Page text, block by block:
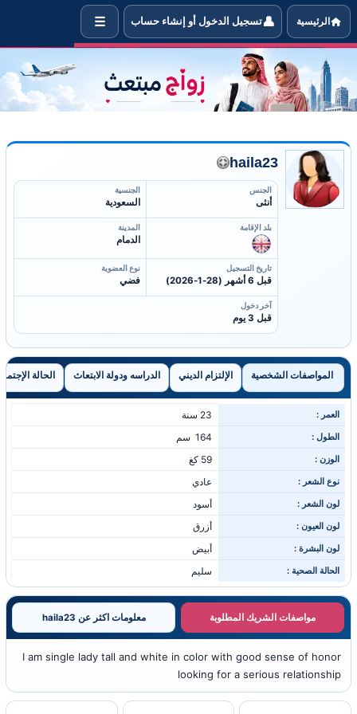
‫ معلومات العضوة haila23 التي تبحث عن شريك حياتها للتزوجه
الرئيسية 👤تسجيل الدخول أو إنشاء حساب ☰
haila23
الجنس
أنثى
الجنسية
السعودية
بلد الإقامة المدينة
الدمام
تاريخ التسجيل
قبل 6 أشهر (28-1-2026)
نوع العضوية
فضي
آخر دخول
قبل 3 يوم
المواصفات الشخصية الإلتزام الديني الدراسه ودولة الابتعاث الحالة
العمر : 23 سنة
الطول : 164 سم
الوزن : 59 كغ
نوع الشعر : عادي
لون الشعر : أسود
لون العيون : أزرق
لون البشرة : أبيض
الحالة الصحية : سليم
مواصفات الشريك المطلوبة معلومات اكثر عن haila23
I am single lady tall and white in color with good sense of honor
looking for a serious relationship